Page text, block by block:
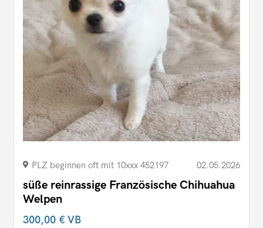
PLZ beginnen oft mit 10xxx 452197 02.05.2026
süße reinrassige Französische Chihuahua
Welpen
300,00 €VB